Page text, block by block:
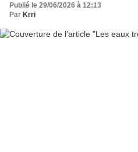
Publié le 29/06/2026 à 12:13
Par Krri